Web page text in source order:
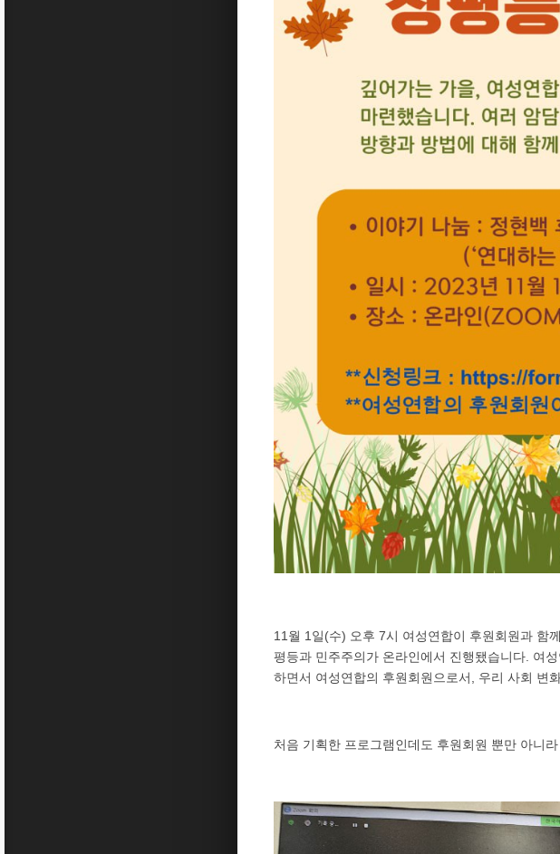
11월 1일(수) 오후 7시 여성연합이 후원회원과 함
평등과 민주주의가 온라인에서 진행됐습니다. 여
하면서 여성연합의 후원회원으로서, 우리 사회 변
처음 기획한 프로그램인데도 후원회원 뿐만 아니